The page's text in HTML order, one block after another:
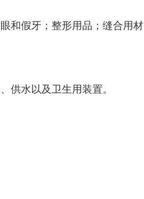
和假牙；整形用品；缝合用材
供水以及卫生用装置。